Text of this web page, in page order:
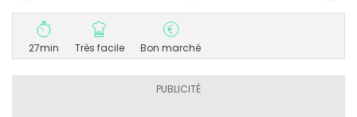
27min Très facile Bon marché